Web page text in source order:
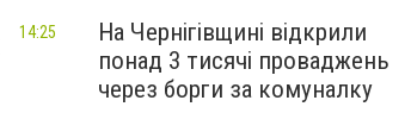
На Чернігівщині відкрили
понад 3 тисячі проваджень
через борги за комуналку
14:25